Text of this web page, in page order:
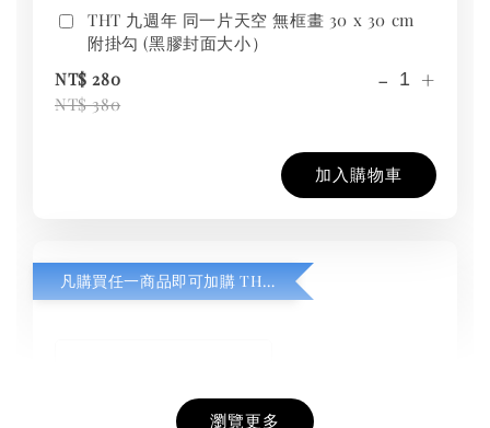
THT 九週年 同一片天空 無框畫 30 x 30 cm
附掛勾 (黑膠封面大小）
NT$ 280
NT$ 380
- +
加入購物車
凡購買任一商品即可加購 THT 九週年紀念 T-shirt
瀏覽更多